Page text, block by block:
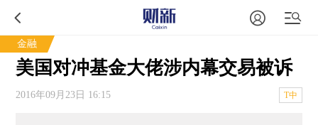
金融
美国对冲基金大佬涉内幕交易被诉
2016年09月23日 16:15 T中